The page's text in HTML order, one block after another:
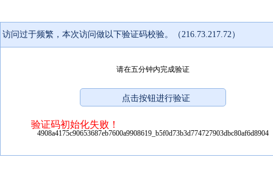
访问过于频繁，本次访问做以下验证码校验。（216.73.217.72）
请在五分钟内完成验证
验证码初始化失败！
4908a4175c90653687eb7600a9908619_b5f0d73b3d774727903dbc80af6d8904